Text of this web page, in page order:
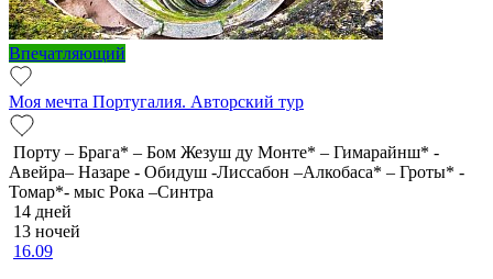
Впечатляющий
Моя мечта Португалия. Авторский тур
Порту – Брага* – Бом Жезуш ду Монте* – Гимарайнш* -
Авейра– Назаре - Обидуш -Лиссабон –Алкобаса* – Гроты* -
Томар*- мыс Рока –Синтра
14 дней
13 ночей
16.09